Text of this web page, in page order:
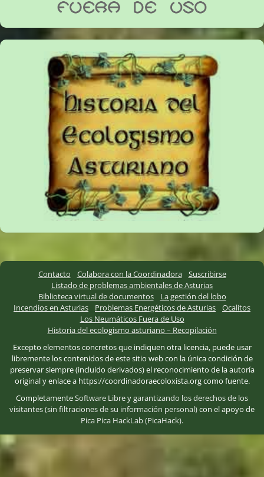
Contacto Colabora con la Coordinadora
Suscribirse
Listado de problemas ambientales de Asturias
Biblioteca virtual de documentos
La gestión del lobo
Incendios en Asturias
Problemas Energéticos de Asturias
Ocalitos
Los Neumáticos Fuera de Uso
Historia del ecologismo asturiano – Recopilación
Excepto elementos concretos que indiquen otra licencia, puede usar
libremente los contenidos de este sitio web con la única condición de
preservar siempre (incluido derivados) el reconocimiento de la autoría
original y enlace a https://coordinadoraecoloxista.org como fuente.
CompletamenteSoftware Libreygarantizando los derechos de los
visitantes (sin filtraciones de su información personal)con el apoyo de
Pica Pica HackLab (PicaHack).